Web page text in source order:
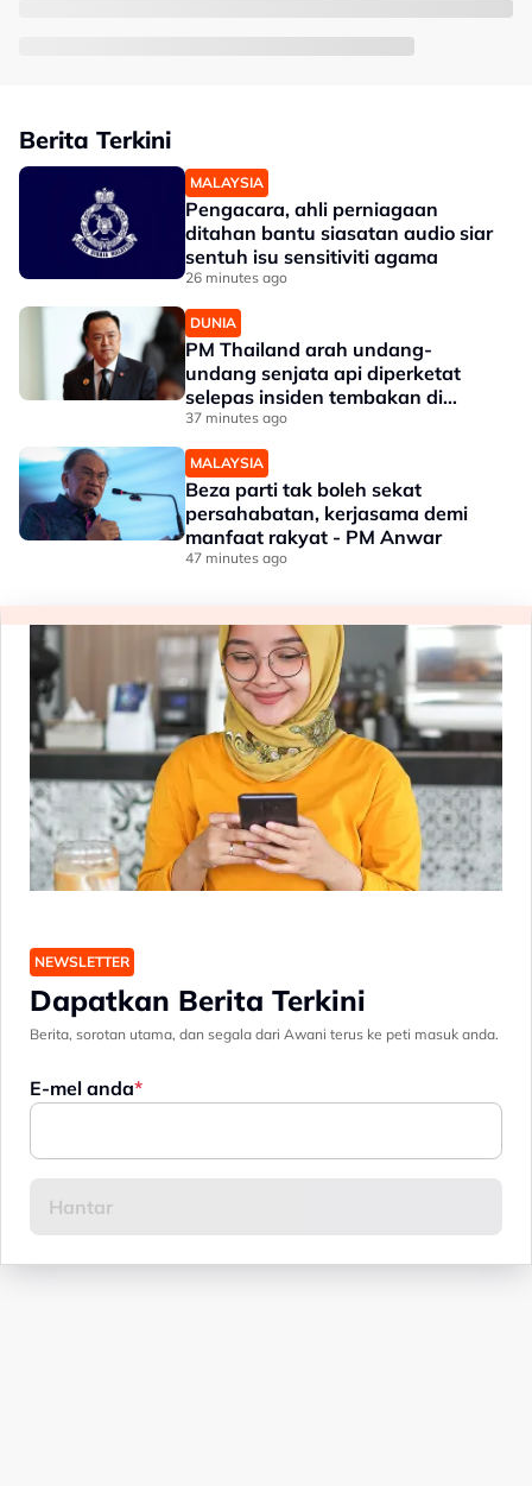
Berita Terkini
MALAYSIA
Pengacara, ahli perniagaan
ditahan bantu siasatan audio siar
sentuh isu sensitiviti agama
26 minutes ago
DUNIA
PM Thailand arah undang-
undang senjata api diperketat
selepas insiden tembakan di
sekolah
37 minutes ago
MALAYSIA
Beza parti tak boleh sekat
persahabatan, kerjasama demi
manfaat rakyat - PM Anwar
47 minutes ago
NEWSLETTER
Dapatkan Berita Terkini
Berita, sorotan utama, dan segala dari Awani terus ke peti masuk anda.
E-mel anda